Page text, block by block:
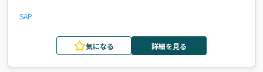
SAP
気になる 詳細を見る